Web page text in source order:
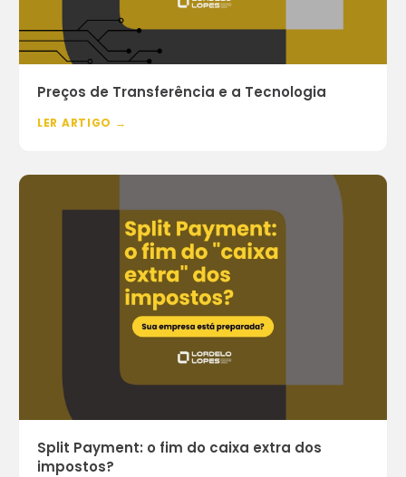
Preços de Transferência e a Tecnologia
LER ARTIGO →
Split Payment: o fim do caixa extra dos
impostos?